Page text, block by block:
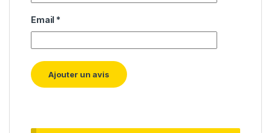
Email *